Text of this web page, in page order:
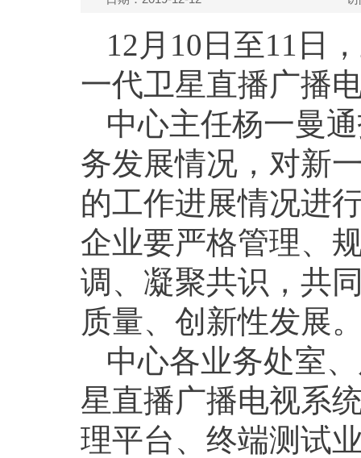
12月10日至11日
一代卫星直播广播
中心主任杨一曼
务发展情况，对新
的工作进展情况进
企业要严格管理、
调、凝聚共识，共
质量、创新性发展
中心各业务处室
星直播广播电视系
理平台、终端测试